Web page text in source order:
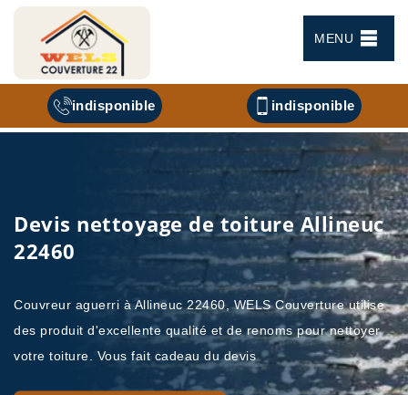
MENU
indisponible indisponible
Devis nettoyage de toiture Allineuc
22460
Couvreur aguerri à Allineuc 22460, WELS Couverture utilise
des produit d'excellente qualité et de renoms pour nettoyer
votre toiture. Vous fait cadeau du devis